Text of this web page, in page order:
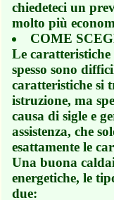
chiedeteci un
molto più
COME
Le
spesso sono
caratteristiche si
istruzione, ma
causa di sigle e
assistenza, che
esattamente le
Una buona
energetiche, le
due: